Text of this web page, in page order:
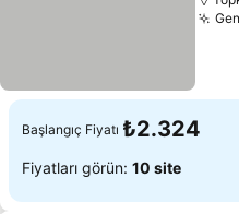
Başlangıç Fiyatı ₺2.324
Fiyatları görün: 10 site